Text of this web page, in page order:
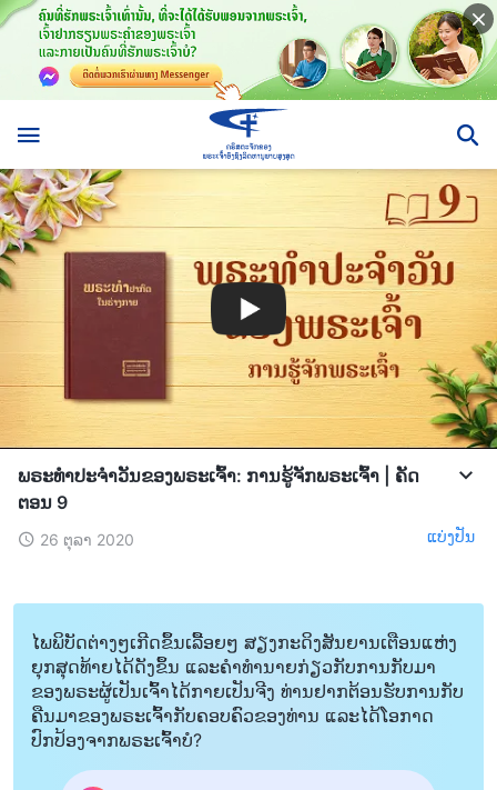
ພຣະທຳປະຈຳວັນຂອງພຣະເຈົ້າ: ການຮູ້ຈັກພຣະເຈົ້າ | ຄັດ
ຕອນ 9
26 ຕຸລາ 2020 ແບ່ງປັນ
ໄພພິບັດຕ່າງໆເກີດຂຶ້ນເລື້ອຍໆ ສຽງກະດິງສັນຍານເຕືອນແຫ່ງ
ຍຸກສຸດທ້າຍໄດ້ດັງຂຶ້ນ ແລະຄໍາທໍານາຍກ່ຽວກັບການກັບມາ
ຂອງພຣະຜູ້ເປັນເຈົ້າໄດ້ກາຍເປັນຈີງ ທ່ານຢາກຕ້ອນຮັບການກັບ
ຄືນມາຂອງພຣະເຈົ້າກັບຄອບຄົວຂອງທ່ານ ແລະໄດ້ໂອກາດ
ປົກປ້ອງຈາກພຣະເຈົ້າບໍ?